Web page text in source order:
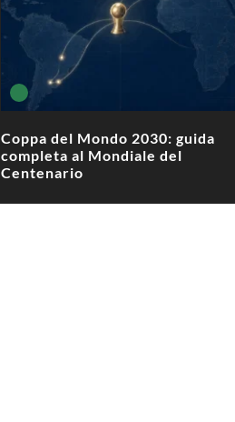
Coppa del Mondo 2030: guida
completa al Mondiale del
Centenario